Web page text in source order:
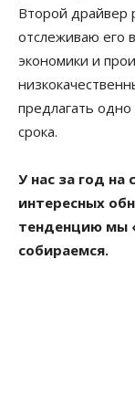
Второй драйвер
отслеживаю его
экономики и
предлагать
срока.
У нас за год на
интересных
тенденцию мы
собираемся.